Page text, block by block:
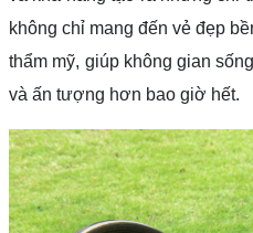
không chỉ mang đến vẻ đẹp
thẩm mỹ, giúp không gian
và ấn tượng hơn bao giờ hết.